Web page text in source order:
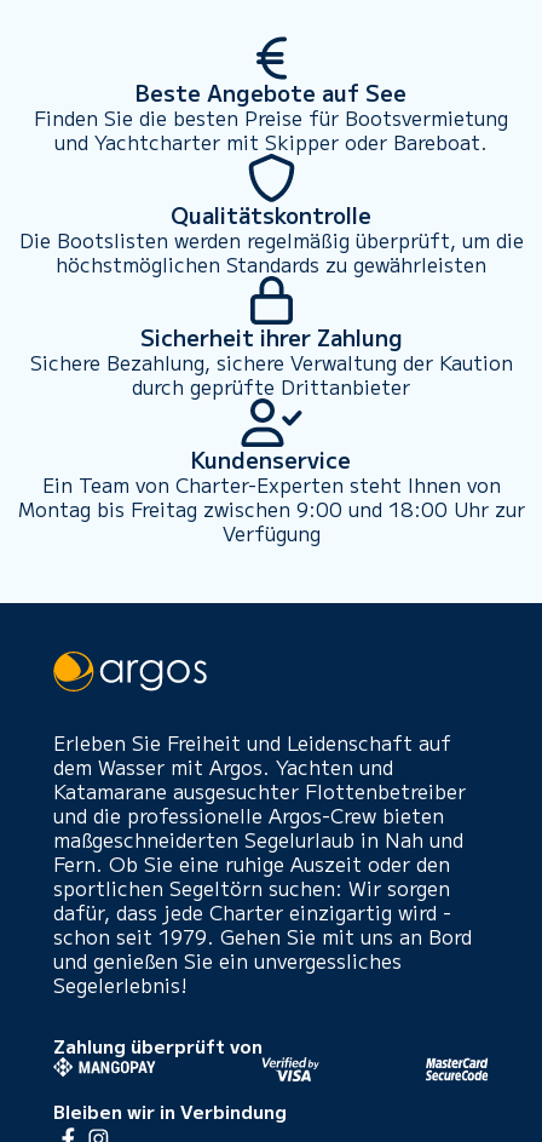
Beste Angebote auf See
Finden Sie die besten Preise für Bootsvermietung
und Yachtcharter mit Skipper oder Bareboat.
Qualitätskontrolle
Die Bootslisten werden regelmäßig überprüft, um die
höchstmöglichen Standards zu gewährleisten
Sicherheit ihrer Zahlung
Sichere Bezahlung, sichere Verwaltung der Kaution
durch geprüfte Drittanbieter
Kundenservice
Ein Team von Charter-Experten steht Ihnen von
Montag bis Freitag zwischen 9:00 und 18:00 Uhr zur
Verfügung
Erleben Sie Freiheit und Leidenschaft auf
dem Wasser mit Argos. Yachten und
Katamarane ausgesuchter Flottenbetreiber
und die professionelle Argos-Crew bieten
maßgeschneiderten Segelurlaub in Nah und
Fern. Ob Sie eine ruhige Auszeit oder den
sportlichen Segeltörn suchen: Wir sorgen
dafür, dass jede Charter einzigartig wird -
schon seit 1979. Gehen Sie mit uns an Bord
und genießen Sie ein unvergessliches
Segelerlebnis!
Zahlung überprüft von
Bleiben wir in Verbindung